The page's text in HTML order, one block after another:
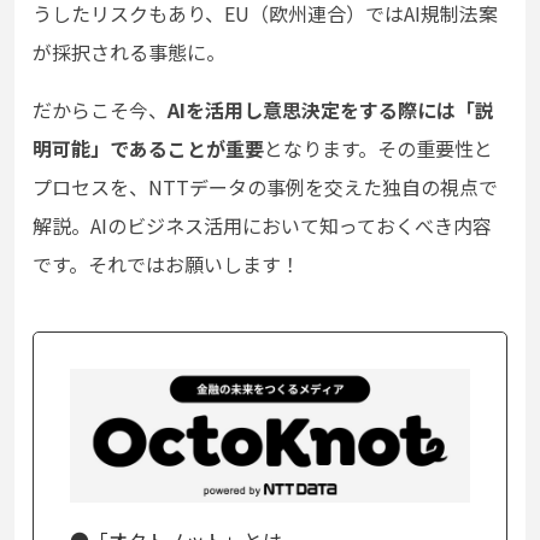
うしたリスクもあり、EU（欧州連合）ではAI規制法案
が採択される事態に。
だからこそ今、AIを活用し意思決定をする際には「説
明可能」であることが重要となります。その重要性と
プロセスを、NTTデータの事例を交えた独自の視点で
解説。AIのビジネス活用において知っておくべき内容
です。それではお願いします！